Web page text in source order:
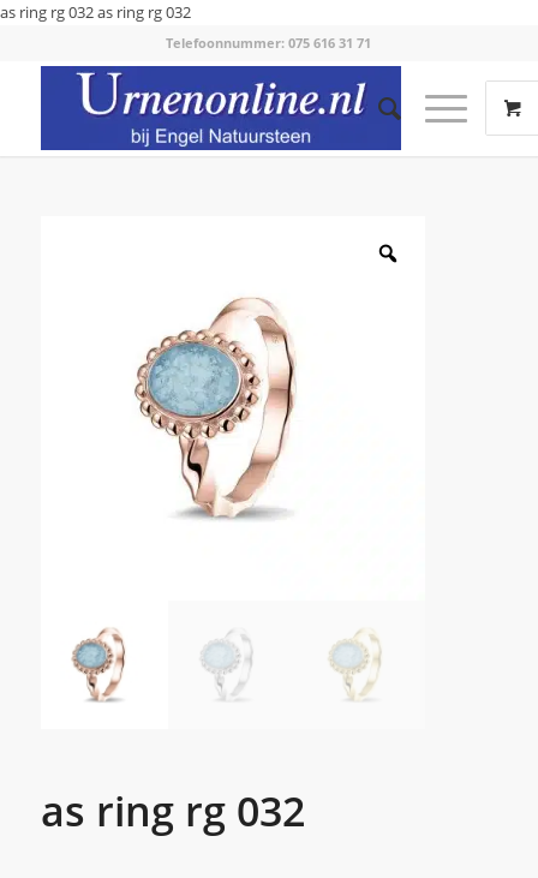
as ring rg 032as ring rg 032
Telefoonnummer: 075 616 31 71
as ring rg 032